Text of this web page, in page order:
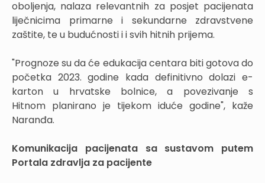
oboljenja, nalaza relevantnih za posjet pacijenata
liječnicima primarne i sekundarne zdravstvene
zaštite, te u budućnosti i i svih hitnih prijema.
"Prognoze su da će edukacija centara biti gotova do
početka 2023. godine kada definitivno dolazi e-
karton u hrvatske bolnice, a povezivanje s
Hitnom planirano je tijekom iduće godine", kaže
Naranđa.
Komunikacija pacijenata sa sustavom putem
Portala zdravlja za pacijente